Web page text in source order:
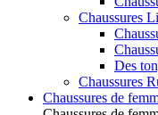
Chaussures
Des
Chaussures
Chaussures de